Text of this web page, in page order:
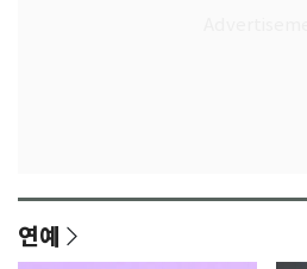
연예